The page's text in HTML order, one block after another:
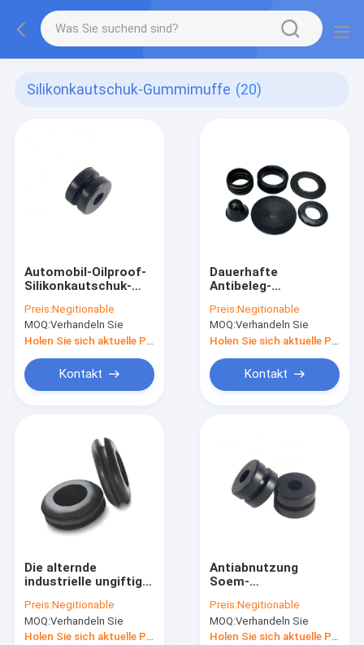
Silikonkautschuk-Gummimuffe (20)
Automobil-Oilproof-
Silikonkautschuk-
Antiisolierung RoHS-
Standard
Preis:Negitionable
MOQ:Verhandeln Sie
Kontakt
Dauerhafte
Antibeleg-
Gummigummimuffen,
ovale
Hochtemperatursilikon-
Waschmaschinen
Preis:Negitionable
MOQ:Verhandeln Sie
Kontakt
Die alternde
industrielle ungiftige
Antigummimuffe
imprägniern
Preis:Negitionable
MOQ:Verhandeln Sie
Antiabnutzung
Soem-
für Auto-
Mehrfarbenstaubdichtes
Preis:Negitionable
MOQ:Verhandeln Sie